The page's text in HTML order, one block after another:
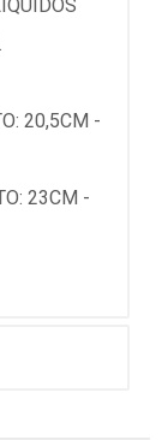
20,5CM -
23CM -